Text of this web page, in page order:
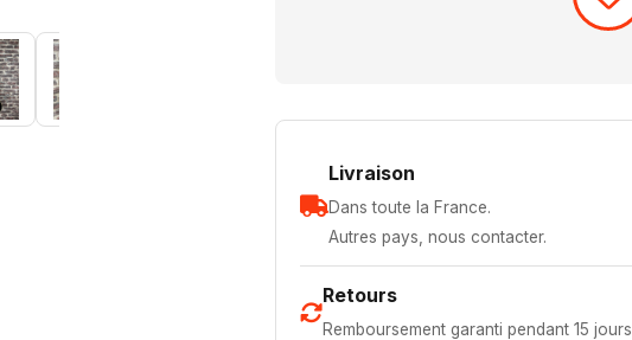
Livraison
Dans toute la France.
Autres pays, nous contacter.
Retours
Remboursement garanti pendant 15 jours